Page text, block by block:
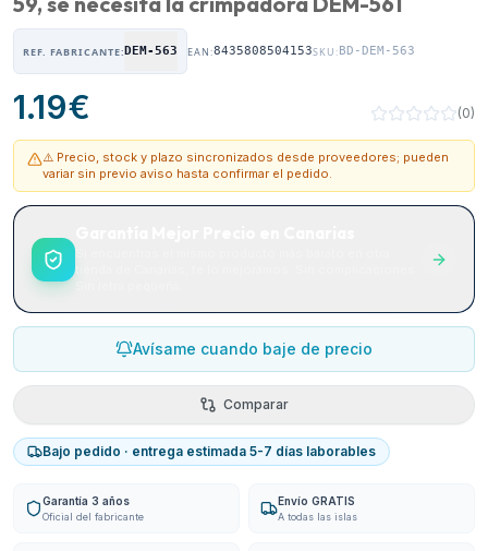
REF. FABRICANTE:DEM-563 EAN:8435808504153SKU:BD-DEM-563
1.19€ (0)
⚠️ Precio, stock y plazo sincronizados desde proveedores; pueden
variar sin previo aviso hasta confirmar el pedido.
Avísame cuando baje de precio
Comparar
Bajo pedido · entrega estimada 5-7 días laborables
Garantía 3 años
Oficial del fabricante
Envío GRATIS
A todas las islas